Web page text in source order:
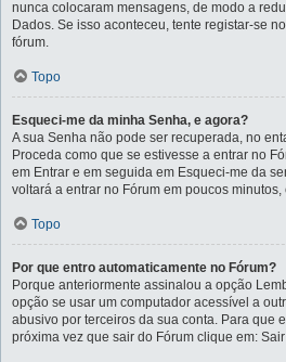
nunca colocaram mensagens, de modo a
Dados. Se isso aconteceu, tente registar-se
fórum.
Topo
Esqueci-me da minha Senha, e agora?
A sua Senha não pode ser recuperada, no
Proceda como que se estivesse a entrar no
em Entrar e em seguida em Esqueci-me da
voltará a entrar no Fórum em poucos
Topo
Por que entro automaticamente no Fórum?
Porque anteriormente assinalou a opção
opção se usar um computador acessível a
abusivo por terceiros da sua conta. Para que
próxima vez que sair do Fórum clique em: